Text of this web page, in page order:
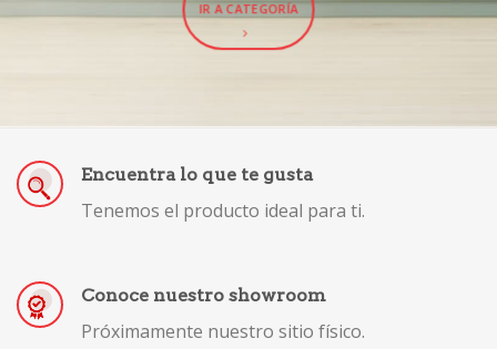
IR A CATEGORÍA
Encuentra lo que te gusta
Tenemos el producto ideal para ti.
Conoce nuestro showroom
Próximamente nuestro sitio físico.